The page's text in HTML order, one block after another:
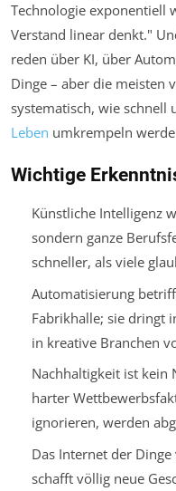
Technologie exponentiell
Verstand linear denkt."
reden über KI, über
Dinge – aber die meisten
systematisch, wie schnell
Leben umkrempeln
Wichtige
Künstliche Intelligenz
sondern ganze
schneller, als viele
Automatisierung
Fabrikhalle; sie dringt
in kreative Branchen
Nachhaltigkeit ist kein
harter
ignorieren, werden
Das Internet der
schafft völlig neue